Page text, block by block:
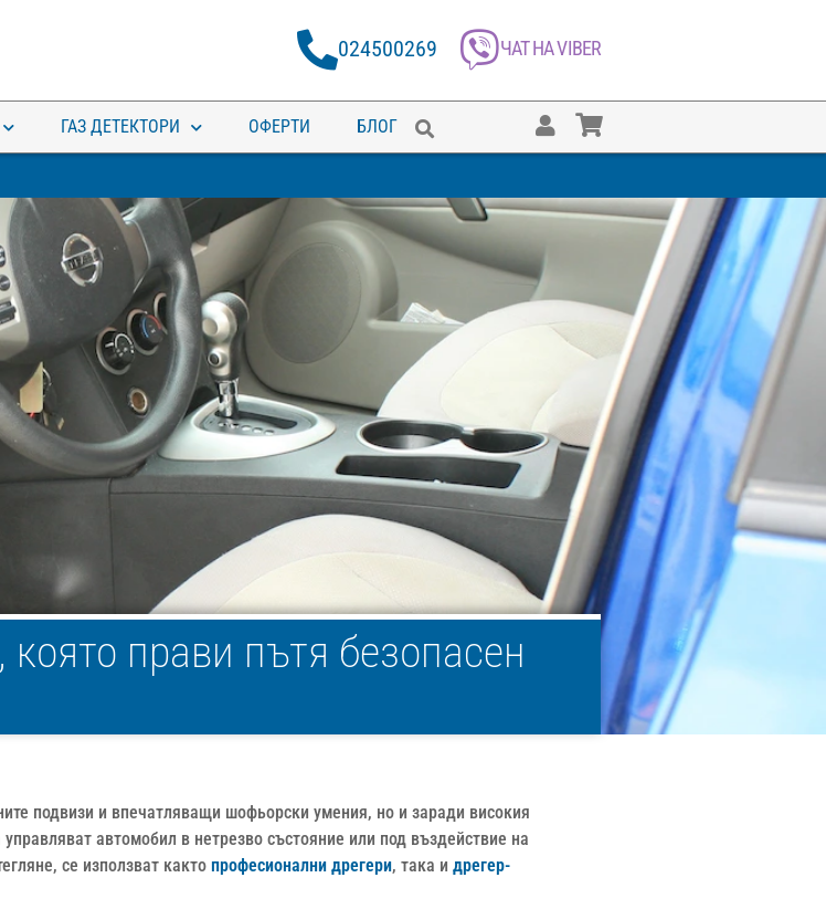
024500269 ЧАТ НА VIBER
ГАЗ ДЕТЕКТОРИ ОФЕРТИ БЛОГ
прави пътя безопасен
подвизи и впечатляващи шофьорски умения, но и заради високия
автомобил в нетрезво състояние или под въздействие на
се използват както професионални дрегери, така и дрегер-